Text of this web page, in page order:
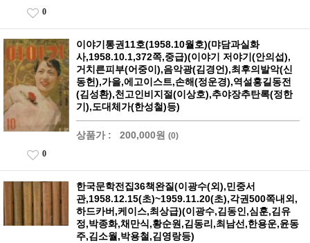
0
이야기통권11호(1958.10월호)(먀담과실화
사,1958.10.1,372쪽,중급)(이야기 저야기(안의섭),
거치른피부(어중이),음악광(김경언),최후의발악(신
동헌),가을,에고이스트,손해(정운경),역설홍길동전
(김성환),천고인비지절(이상호),추야장추탄록(정한
기),도대체가(한성철)등)
상품가 : 200,000원 (0)
0
한국문학전집36책완질(이광수(외),민중서
관,1958.12.15(초)~1959.11.20(초),각권500쪽내외,
하드카버,케이스,최상급)(이광수,김동인,심훈,김유
정,박종화,채만식,황순원,김동리,최남선,한용운,윤동
주,김소월,박용철,김영랑등)